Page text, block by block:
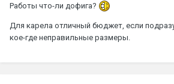
Работы что-ли дофига?
Для карела отличный бюджет, если
кое-где неправильные размеры.